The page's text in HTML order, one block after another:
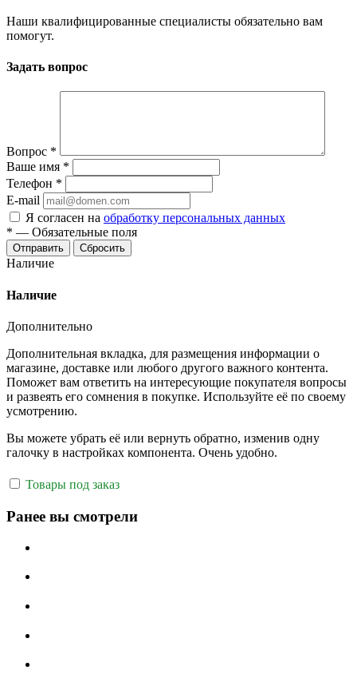
Наши квалифицированные специалисты обязательно вам
помогут.
Задать вопрос
Вопрос *
Ваше имя *
Телефон *
E-mail
Я согласен на обработку персональных данных
* — Обязательные поля
Отправить Сбросить
Наличие
Наличие
Дополнительно
Дополнительная вкладка, для размещения информации о
магазине, доставке или любого другого важного контента.
Поможет вам ответить на интересующие покупателя вопросы
и развеять его сомнения в покупке. Используйте её по своему
усмотрению.
Вы можете убрать её или вернуть обратно, изменив одну
галочку в настройках компонента. Очень удобно.
Товары под заказ
Ранее вы смотрели